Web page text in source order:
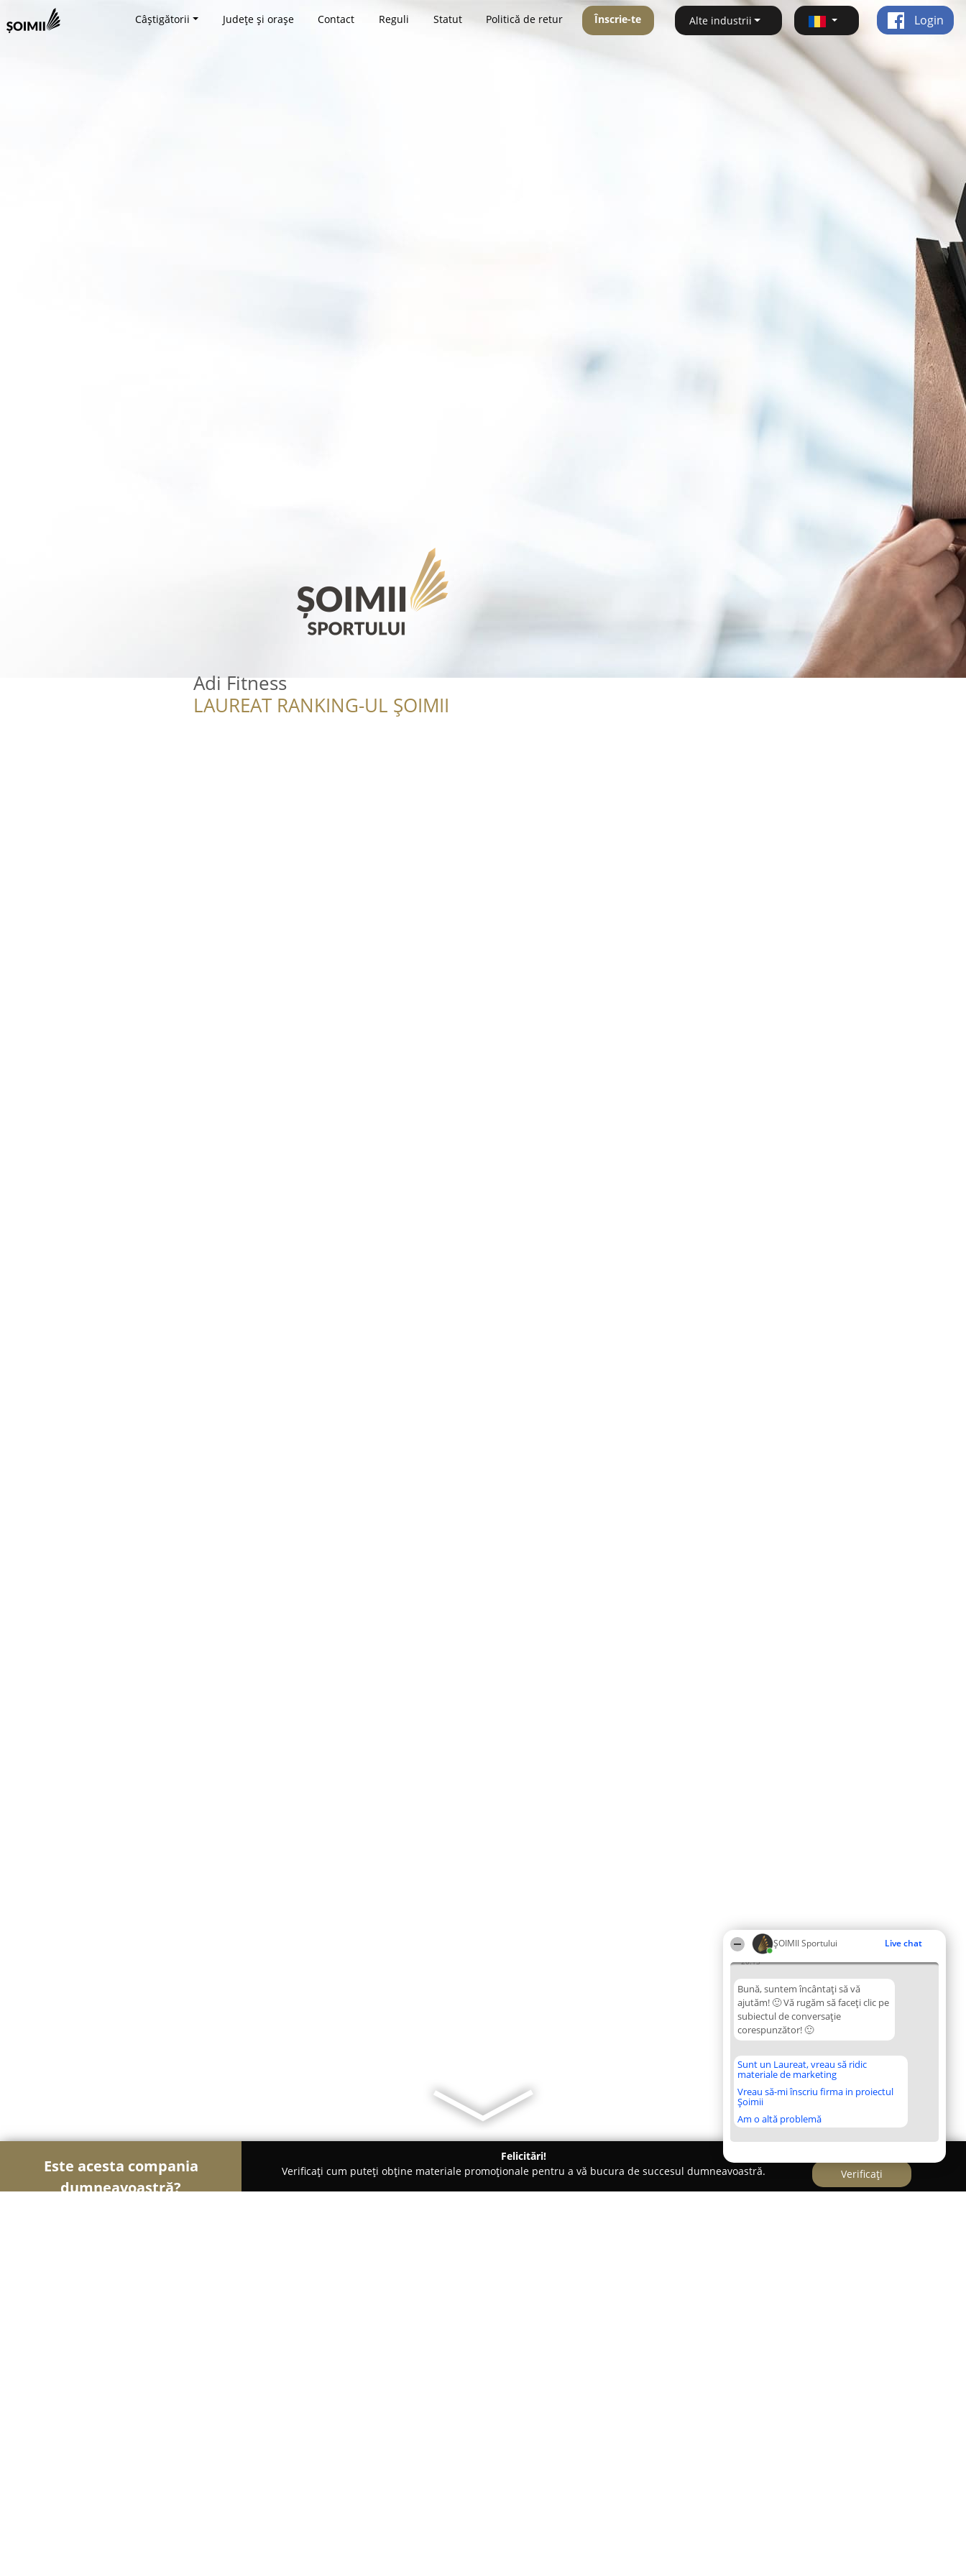
ȘOIMII Sportului Live chat
20:13
Bună, suntem încântați să vă
ajutăm! 🙂 Vă rugăm să faceți clic pe
subiectul de conversație
corespunzător! 🙂
Sunt un Laureat, vreau să ridic
materiale de marketing
Vreau să-mi înscriu firma in proiectul
Șoimii
Am o altă problemă
Câștigătorii Județe și orașe Contact Reguli Statut Politică de retur Înscrie-te Alte industrii Login
Adi Fitness
LAUREAT RANKING-UL ȘOIMII
Este acesta compania
dumneavoastră?
Felicitări!
Verificați cum puteți obține materiale promoționale pentru a vă bucura de succesul dumneavoastră.
Verificați